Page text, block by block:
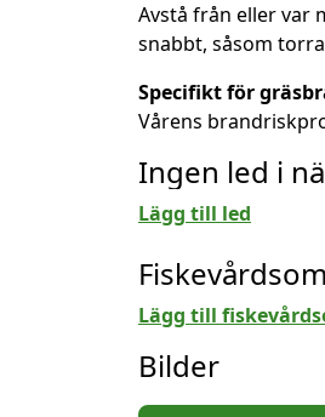
Avstå från eller var
snabbt, såsom
Specifikt för
Vårens
Ingen led i
Lägg till led
Lägg till
Bilder